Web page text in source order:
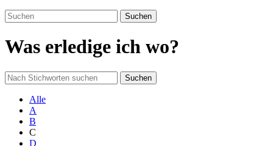
Suchen
Was erledige ich wo?
Suchen
Alle
A
B
C
D